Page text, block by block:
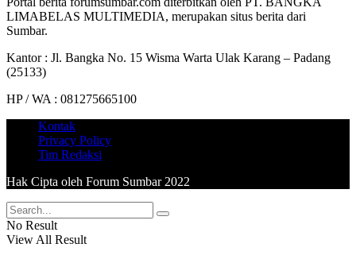
LIMABELAS MULTIMEDIA, merupakan situs berita dari
Sumbar.
Kantor : Jl. Bangka No. 15 Wisma Warta Ulak Karang – Padang
(25133)
HP / WA : 081275665100
Kontak
Privacy Policy
Tim Redaksi
Hak Cipta oleh Forum Sumbar 2022
No Result
View All Result